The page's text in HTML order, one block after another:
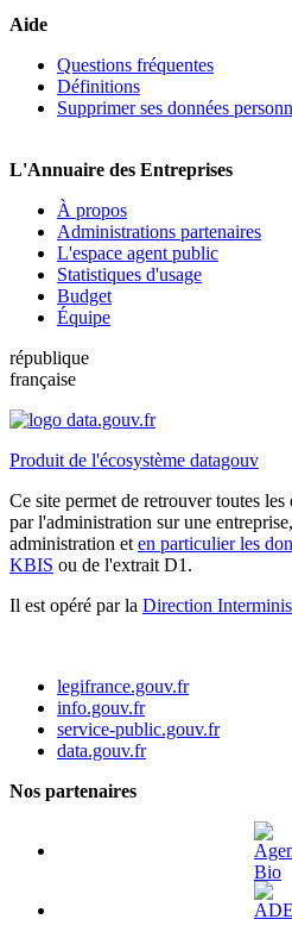
Aide
Questions fréquentes
Définitions
Supprimer ses données
L'Annuaire des Entreprises
À propos
Administrations partenaires
L'espace agent public
Statistiques d'usage
Budget
Équipe
république
française
Produit de l'écosystème datagouv
Ce site permet de retrouver toutes
par l'administration sur une
administration et en particulier les
KBIS ou de l'extrait D1.
Il est opéré par la Direction
legifrance.gouv.fr
info.gouv.fr
service-public.gouv.fr
data.gouv.fr
Nos partenaires